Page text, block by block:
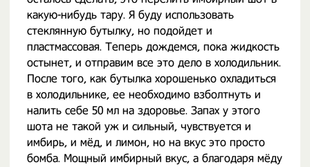
какую-нибудь тару. Я буду использовать
стеклянную бутылку, но подойдет и
пластмассовая. Теперь дождемся, пока жидкость
остынет, и отправим все это дело в холодильник.
После того, как бутылка хорошенько охладиться
в холодильнике, ее необходимо взболтнуть и
налить себе 50 мл на здоровье. Запах у этого
шота не такой уж и сильный, чувствуется и
имбирь, и мёд, и лимон, но на вкус это просто
бомба. Мощный имбирный вкус, а благодаря мёду